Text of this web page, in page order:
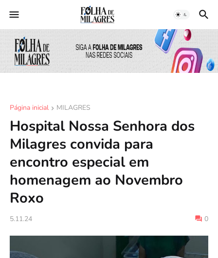
Página inicial MILAGRES
Hospital Nossa Senhora dos
Milagres convida para
encontro especial em
homenagem ao Novembro
Roxo
5.11.24 0